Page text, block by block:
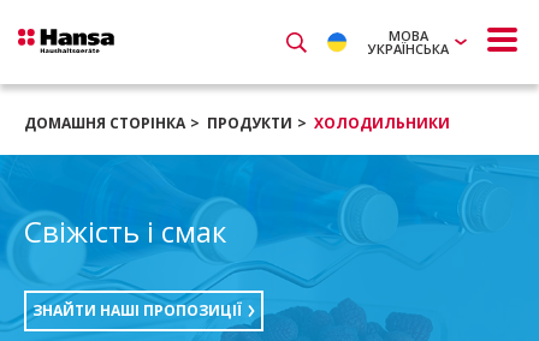
МОВА
УКРАЇНСЬКА
ДОМАШНЯ СТОРІНКА ПРОДУКТИ ХОЛОДИЛЬНИКИ
Свіжість і смак
ЗНАЙТИ НАШІ ПРОПОЗИЦІЇ